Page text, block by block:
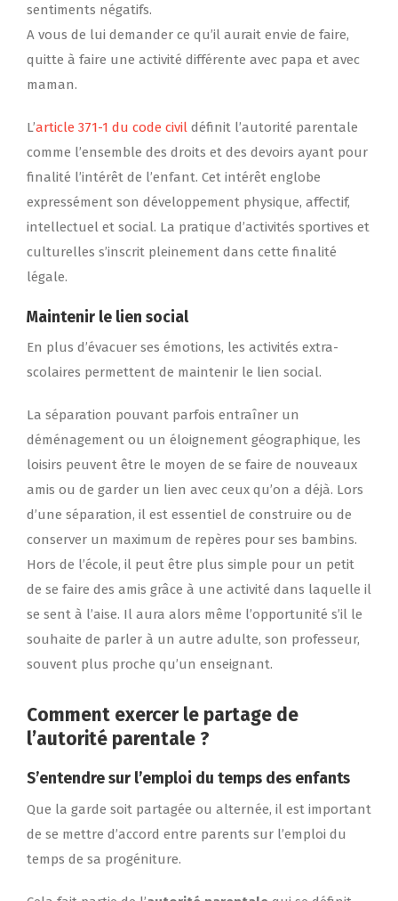
sentiments négatifs.
A vous de lui demander ce qu’il aurait envie de faire,
quitte à faire une activité différente avec papa et avec
maman.
L’article 371-1 du code civil définit l’autorité parentale
comme l’ensemble des droits et des devoirs ayant pour
finalité l’intérêt de l’enfant. Cet intérêt englobe
expressément son développement physique, affectif,
intellectuel et social. La pratique d’activités sportives et
culturelles s’inscrit pleinement dans cette finalité
légale.
Maintenir le lien social
En plus d’évacuer ses émotions, les activités extra-
scolaires permettent de maintenir le lien social.
La séparation pouvant parfois entraîner un
déménagement ou un éloignement géographique, les
loisirs peuvent être le moyen de se faire de nouveaux
amis ou de garder un lien avec ceux qu’on a déjà. Lors
d’une séparation, il est essentiel de construire ou de
conserver un maximum de repères pour ses bambins.
Hors de l’école, il peut être plus simple pour un petit
de se faire des amis grâce à une activité dans laquelle il
se sent à l’aise. Il aura alors même l’opportunité s’il le
souhaite de parler à un autre adulte, son professeur,
souvent plus proche qu’un enseignant.
Comment exercer le partage de
l’autorité parentale ?
S’entendre sur l’emploi du temps des enfants
Que la garde soit partagée ou alternée, il est important
de se mettre d’accord entre parents sur l’emploi du
temps de sa progéniture.